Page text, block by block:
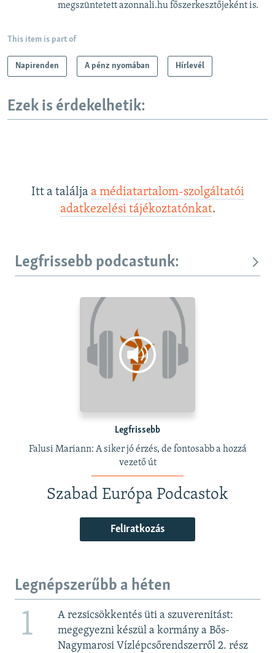
megszüntetett azonnali.hu főszerkesztőjeként is.
This item is part of
Napirenden A pénz nyomában Hírlevél
Ezek is érdekelhetik:
Itt a találja a médiatartalom-szolgáltatói
adatkezelési tájékoztatónkat.
Legfrissebb podcastunk:
Legfrissebb
Falusi Mariann: A siker jó érzés, de fontosabb a hozzá
vezető út
Szabad Európa Podcastok
Feliratkozás
Legnépszerűbb a héten
1
A rezsicsökkentés üti a szuverenitást:
megegyezni készül a kormány a Bős-
Nagymarosi Vízlépcsőrendszerről 2. rész